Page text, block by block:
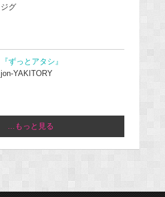
ジグ
『ずっとアタシ』
jon-YAKITORY
...もっと見る